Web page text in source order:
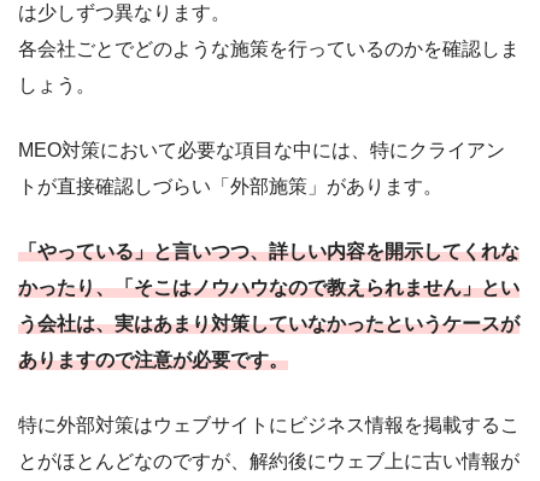
は少しずつ異なります。
各会社ごとでどのような施策を行っているのかを確認しま
しょう。
MEO対策において必要な項目な中には、特にクライアン
トが直接確認しづらい「外部施策」があります。
「やっている」と言いつつ、詳しい内容を開示してくれな
かったり、「そこはノウハウなので教えられません」とい
う会社は、実はあまり対策していなかったというケースが
ありますので注意が必要です。
特に外部対策はウェブサイトにビジネス情報を掲載するこ
とがほとんどなのですが、解約後にウェブ上に古い情報が